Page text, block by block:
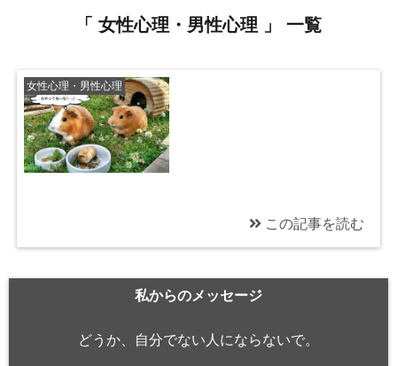
「 女性心理・男性心理 」 一覧
女性心理・男性心理
【女性も男性も必読】
男女間の恋愛心理は、
この記事を読む
私からのメッセージ
どうか、自分でない人にならないで。